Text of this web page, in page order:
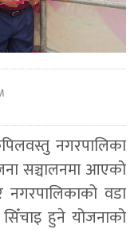
नगरपालिका
सञ्चालनमा आएको
नगरपालिकाको वडा
हुने योजनाको